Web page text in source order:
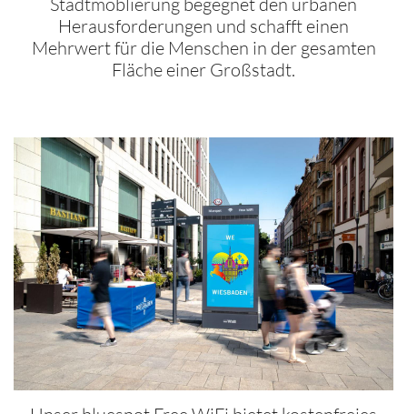
Herausforderungen und schafft einen
Mehrwert für die Menschen in der gesamten
Fläche einer Großstadt.